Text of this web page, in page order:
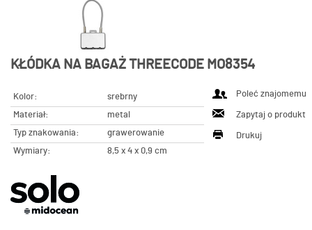
KŁÓDKA NA BAGAŻ THREECODE MO8354
Kolor:
srebrny
Materiał:
metal
Typ znakowania:
grawerowanie
Wymiary:
8,5 x 4 x 0,9 cm
Poleć znajomemu
Zapytaj o produkt
Drukuj